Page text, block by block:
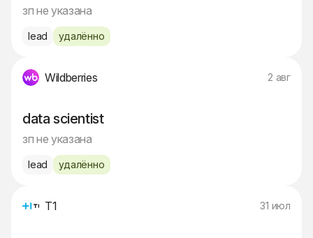
зп не указана
lead удалённо
Wildberries 2 авг
data scientist
зп не указана
lead удалённо
Т1 31 июл